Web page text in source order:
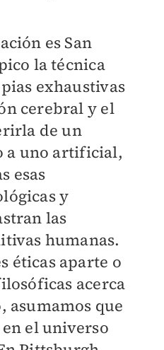
es San
la técnica
exhaustivas
cerebral y el
de un
a uno artificial,
esas
y
las
humanas.
éticas aparte o
acerca
asumamos que
el universo